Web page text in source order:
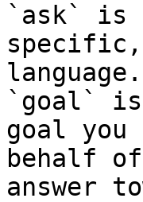
`ask` is
language.
`goal` is
goal
behalf
answer